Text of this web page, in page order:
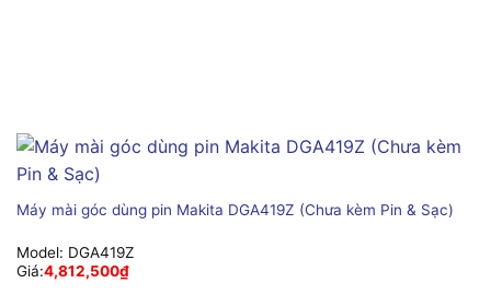
Máy mài góc dùng pin Makita DGA419Z (Chưa kèm Pin & Sạc)
Model: DGA419Z
Giá:4,812,500₫